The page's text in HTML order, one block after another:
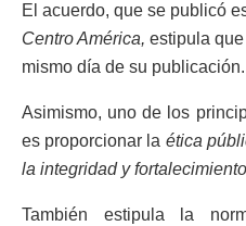
El acuerdo, que se publicó
Centro América, estipula
mismo día de su publicación.
Asimismo, uno de los
es proporcionar la ética
la integridad y
También estipula la